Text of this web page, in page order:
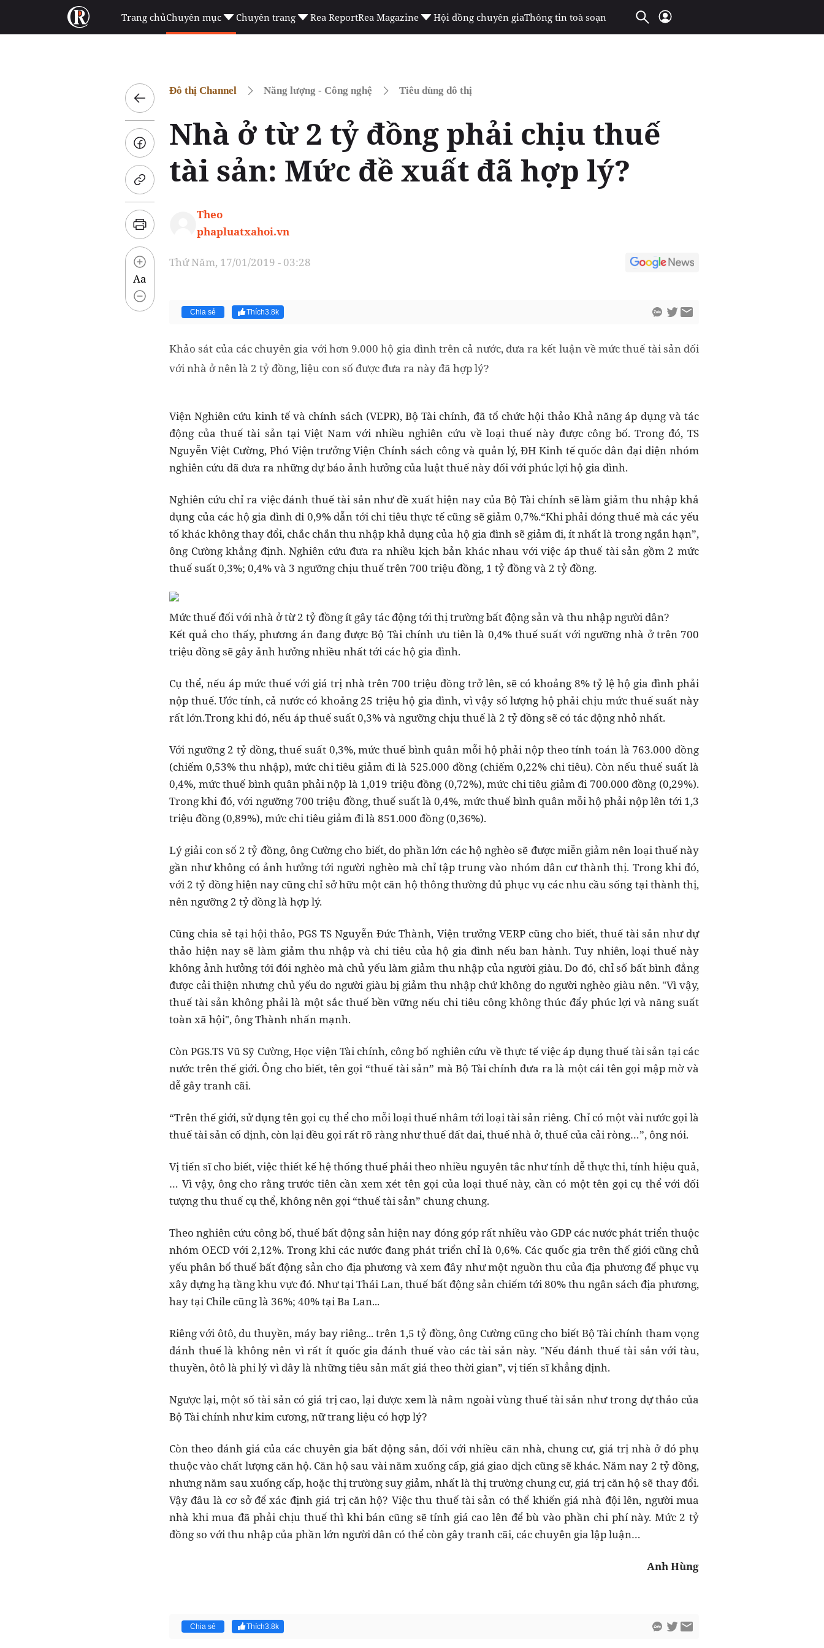
Trang chủChuyên mục Chuyên trang Rea ReportRea Magazine Hội đồng chuyên giaThông tin toà soạn
Aa
Đô thị Channel Năng lượng - Công nghệ Tiêu dùng đô thị
Nhà ở từ 2 tỷ đồng phải chịu thuế
tài sản: Mức đề xuất đã hợp lý?
Theo
phapluatxahoi.vn
Thứ Năm, 17/01/2019 - 03:28
Chia sẻ Thích3.8k
Khảo sát của các chuyên gia với hơn 9.000 hộ gia đình trên cả nước, đưa ra kết luận về mức thuế tài sản đối
với nhà ở nên là 2 tỷ đồng, liệu con số được đưa ra này đã hợp lý?
Viện Nghiên cứu kinh tế và chính sách (VEPR), Bộ Tài chính, đã tổ chức hội thảo Khả năng áp dụng và tác
động của thuế tài sản tại Việt Nam với nhiều nghiên cứu về loại thuế này được công bố. Trong đó, TS
Nguyễn Việt Cường, Phó Viện trưởng Viện Chính sách công và quản lý, ĐH Kinh tế quốc dân đại diện nhóm
nghiên cứu đã đưa ra những dự báo ảnh hưởng của luật thuế này đối với phúc lợi hộ gia đình.
Nghiên cứu chỉ ra việc đánh thuế tài sản như đề xuất hiện nay của Bộ Tài chính sẽ làm giảm thu nhập khả
dụng của các hộ gia đình đi 0,9% dẫn tới chi tiêu thực tế cũng sẽ giảm 0,7%.“Khi phải đóng thuế mà các yếu
tố khác không thay đổi, chắc chắn thu nhập khả dụng của hộ gia đình sẽ giảm đi, ít nhất là trong ngắn hạn”,
ông Cường khẳng định. Nghiên cứu đưa ra nhiều kịch bản khác nhau với việc áp thuế tài sản gồm 2 mức
thuế suất 0,3%; 0,4% và 3 ngưỡng chịu thuế trên 700 triệu đồng, 1 tỷ đồng và 2 tỷ đồng.
Mức thuế đối với nhà ở từ 2 tỷ đồng ít gây tác động tới thị trường bất động sản và thu nhập người dân?
Kết quả cho thấy, phương án đang được Bộ Tài chính ưu tiên là 0,4% thuế suất với ngưỡng nhà ở trên 700
triệu đồng sẽ gây ảnh hưởng nhiều nhất tới các hộ gia đình.
Cụ thể, nếu áp mức thuế với giá trị nhà trên 700 triệu đồng trở lên, sẽ có khoảng 8% tỷ lệ hộ gia đình phải
nộp thuế. Ước tính, cả nước có khoảng 25 triệu hộ gia đình, vì vậy số lượng hộ phải chịu mức thuế suất này
rất lớn.Trong khi đó, nếu áp thuế suất 0,3% và ngưỡng chịu thuế là 2 tỷ đồng sẽ có tác động nhỏ nhất.
Với ngưỡng 2 tỷ đồng, thuế suất 0,3%, mức thuế bình quân mỗi hộ phải nộp theo tính toán là 763.000 đồng
(chiếm 0,53% thu nhập), mức chi tiêu giảm đi là 525.000 đồng (chiếm 0,22% chi tiêu). Còn nếu thuế suất là
0,4%, mức thuế bình quân phải nộp là 1,019 triệu đồng (0,72%), mức chi tiêu giảm đi 700.000 đồng (0,29%).
Trong khi đó, với ngưỡng 700 triệu đồng, thuế suất là 0,4%, mức thuế bình quân mỗi hộ phải nộp lên tới 1,3
triệu đồng (0,89%), mức chi tiêu giảm đi là 851.000 đồng (0,36%).
Lý giải con số 2 tỷ đồng, ông Cường cho biết, do phần lớn các hộ nghèo sẽ được miễn giảm nên loại thuế này
gần như không có ảnh hưởng tới người nghèo mà chỉ tập trung vào nhóm dân cư thành thị. Trong khi đó,
với 2 tỷ đồng hiện nay cũng chỉ sở hữu một căn hộ thông thường đủ phục vụ các nhu cầu sống tại thành thị,
nên ngưỡng 2 tỷ đồng là hợp lý.
Cũng chia sẻ tại hội thảo, PGS TS Nguyễn Đức Thành, Viện trưởng VERP cũng cho biết, thuế tài sản như dự
thảo hiện nay sẽ làm giảm thu nhập và chi tiêu của hộ gia đình nếu ban hành. Tuy nhiên, loại thuế này
không ảnh hưởng tới đói nghèo mà chủ yếu làm giảm thu nhập của người giàu. Do đó, chỉ số bất bình đẳng
được cải thiện nhưng chủ yếu do người giàu bị giảm thu nhập chứ không do người nghèo giàu nên. "Vì vậy,
thuế tài sản không phải là một sắc thuế bền vững nếu chi tiêu công không thúc đẩy phúc lợi và năng suất
toàn xã hội", ông Thành nhấn mạnh.
Còn PGS.TS Vũ Sỹ Cường, Học viện Tài chính, công bố nghiên cứu về thực tế việc áp dụng thuế tài sản tại các
nước trên thế giới. Ông cho biết, tên gọi “thuế tài sản” mà Bộ Tài chính đưa ra là một cái tên gọi mập mờ và
dễ gây tranh cãi.
“Trên thế giới, sử dụng tên gọi cụ thể cho mỗi loại thuế nhắm tới loại tài sản riêng. Chỉ có một vài nước gọi là
thuế tài sản cố định, còn lại đều gọi rất rõ ràng như thuế đất đai, thuế nhà ở, thuế của cải ròng…”, ông nói.
Vị tiến sĩ cho biết, việc thiết kế hệ thống thuế phải theo nhiều nguyên tắc như tính dễ thực thi, tính hiệu quả,
… Vì vậy, ông cho rằng trước tiên cần xem xét tên gọi của loại thuế này, cần có một tên gọi cụ thể với đối
tượng thu thuế cụ thể, không nên gọi “thuế tài sản” chung chung.
Theo nghiên cứu công bố, thuế bất động sản hiện nay đóng góp rất nhiều vào GDP các nước phát triển thuộc
nhóm OECD với 2,12%. Trong khi các nước đang phát triển chỉ là 0,6%. Các quốc gia trên thế giới cũng chủ
yếu phân bổ thuế bất động sản cho địa phương và xem đây như một nguồn thu của địa phương để phục vụ
xây dựng hạ tầng khu vực đó. Như tại Thái Lan, thuế bất động sản chiếm tới 80% thu ngân sách địa phương,
hay tại Chile cũng là 36%; 40% tại Ba Lan...
Riêng với ôtô, du thuyền, máy bay riêng... trên 1,5 tỷ đồng, ông Cường cũng cho biết Bộ Tài chính tham vọng
đánh thuế là không nên vì rất ít quốc gia đánh thuế vào các tài sản này. "Nếu đánh thuế tài sản với tàu,
thuyền, ôtô là phi lý vì đây là những tiêu sản mất giá theo thời gian”, vị tiến sĩ khẳng định.
Ngược lại, một số tài sản có giá trị cao, lại được xem là nằm ngoài vùng thuế tài sản như trong dự thảo của
Bộ Tài chính như kim cương, nữ trang liệu có hợp lý?
Còn theo đánh giá của các chuyên gia bất động sản, đối với nhiều căn nhà, chung cư, giá trị nhà ở đó phụ
thuộc vào chất lượng căn hộ. Căn hộ sau vài năm xuống cấp, giá giao dịch cũng sẽ khác. Năm nay 2 tỷ đồng,
nhưng năm sau xuống cấp, hoặc thị trường suy giảm, nhất là thị trường chung cư, giá trị căn hộ sẽ thay đổi.
Vậy đâu là cơ sở để xác định giá trị căn hộ? Việc thu thuế tài sản có thể khiến giá nhà đội lên, người mua
nhà khi mua đã phải chịu thuế thì khi bán cũng sẽ tính giá cao lên để bù vào phần chi phí này. Mức 2 tỷ
đồng so với thu nhập của phần lớn người dân có thể còn gây tranh cãi, các chuyên gia lập luận…
Anh Hùng
Chia sẻ Thích3.8k